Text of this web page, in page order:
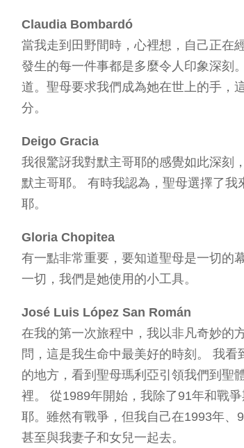
Claudia Bombardó
當我走到田野間時，心裡想，自己正在
發生的每一件事都是多麼令人印象深刻
道。聖母要求我們成為她在世上的手，
分。
Deigo Gracia
我很驚訝我對默主哥耶的感覺如此深刻
默主哥耶。 有時我認為，聖母選擇了
耶。
Gloria Chopitea
有一點非常重要，要知道聖母是一切的
一切，我們是她使用的小工具。
José Luis López San Román
在我的第一次旅程中，我以非凡奇妙的
問，這是我生命中最美好的時刻。 我
的地方，看到聖母瑪利亞引領我們到聖
裡。 從1989年開始，我除了91年和戰
耶。雖然有戰爭，但我自己在1993年、
甚至與我妻子和女兒一起去。